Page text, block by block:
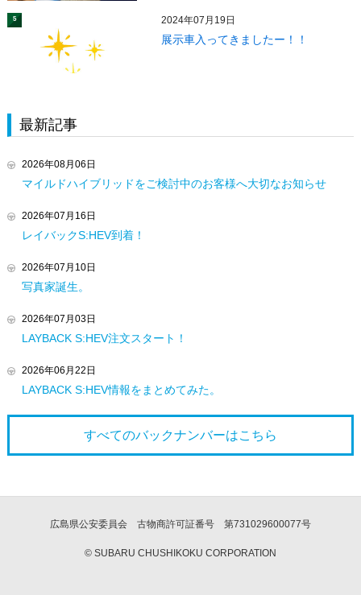
5 2024年07月19日
展示車入ってきましたー！！
最新記事
2026年08月06日
マイルドハイブリッドをご検討中のお客様へ大切なお知らせ
2026年07月16日
レイバックS:HEV到着！
2026年07月10日
写真家誕生。
2026年07月03日
LAYBACK S:HEV注文スタート！
2026年06月22日
LAYBACK S:HEV情報をまとめてみた。
すべてのバックナンバーはこちら
広島県公安委員会 古物商許可証番号 第731029600077号
© SUBARU CHUSHIKOKU CORPORATION